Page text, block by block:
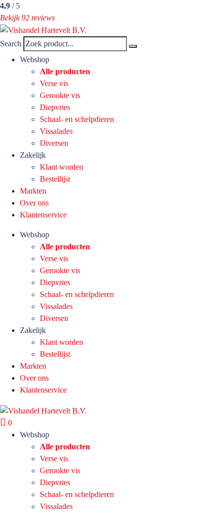
4,9 / 5
Bekijk 92 reviews
Search
Webshop
Alle producten
Verse vis
Gerookte vis
Diepvries
Schaal- en schelpdieren
Vissalades
Diversen
Zakelijk
Klant worden
Bestellijst
Markten
Over ons
Klantenservice
Webshop
Alle producten
Verse vis
Gerookte vis
Diepvries
Schaal- en schelpdieren
Vissalades
Diversen
Zakelijk
Klant worden
Bestellijst
Markten
Over ons
Klantenservice
0
Webshop
Alle producten
Verse vis
Gerookte vis
Diepvries
Schaal- en schelpdieren
Vissalades